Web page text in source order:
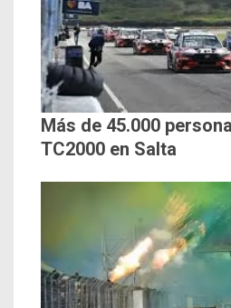
Más de 45.000
TC2000 en Salta